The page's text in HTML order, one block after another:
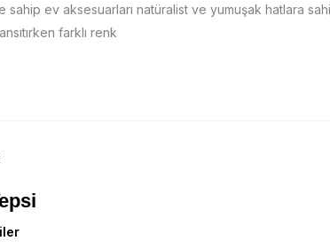
ev aksesuarları natüralist ve yumuşak hatlara
farklı renk